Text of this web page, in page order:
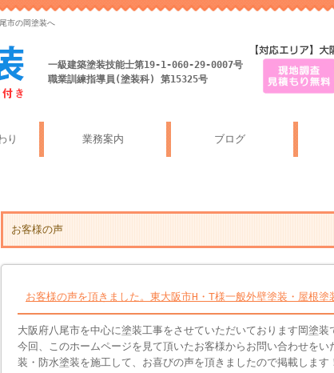
市の岡塗装へ
一級建築塗装技能士第19-1-060-29-0007号
職業訓練指導員(塗装科) 第15325号
り 業務案内 ブログ
お客様の声
お客様の声を頂きました。東大阪市H・T様一般外壁塗装・屋根塗
大阪府八尾市を中心に塗装工事をさせていただいております岡塗装
今回、このホームページを見て頂いたお客様からお問い合わせを
装・防水塗装を施工して、お喜びの声を頂きましたので掲載します！